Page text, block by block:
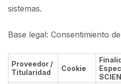
sistemas.
Base legal: Consentimiento
Proveedor /
Titularidad
Cookie